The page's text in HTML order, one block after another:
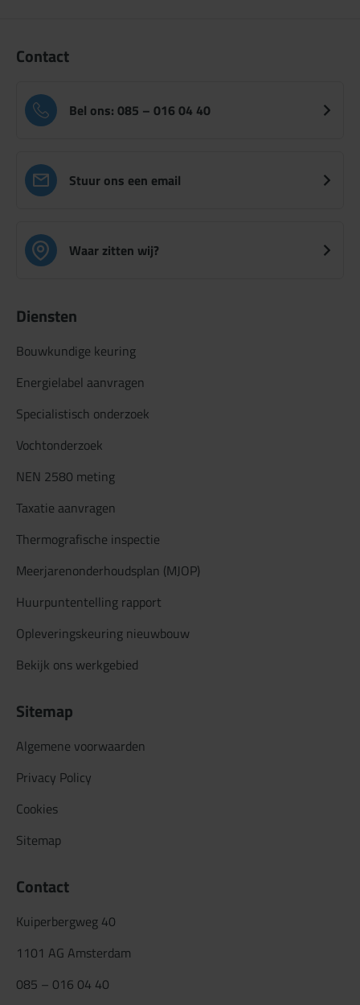
Contact
Bel ons: 085 – 016 04 40
Stuur ons een email
Waar zitten wij?
Diensten
Bouwkundige keuring
Energielabel aanvragen
Specialistisch onderzoek
Vochtonderzoek
NEN 2580 meting
Taxatie aanvragen
Thermografische inspectie
Meerjarenonderhoudsplan (MJOP)
Huurpuntentelling rapport
Opleveringskeuring nieuwbouw
Bekijk ons werkgebied
Sitemap
Algemene voorwaarden
Privacy Policy
Cookies
Sitemap
Contact
Kuiperbergweg 40
1101 AG Amsterdam
085 – 016 04 40